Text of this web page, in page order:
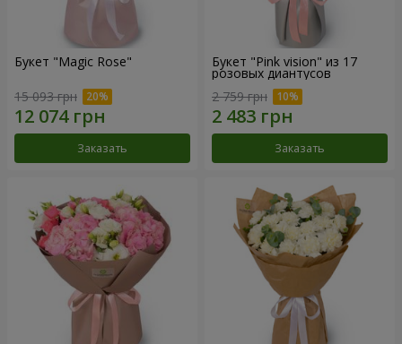
Букет "Magic Rose"
15 093 грн
Заказать
Букет "Pink vision" из 17
розовых диантусов
2 759 грн
Заказать